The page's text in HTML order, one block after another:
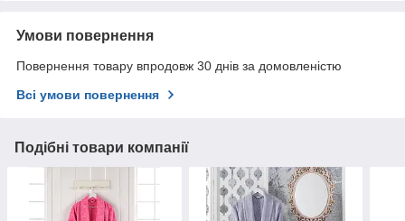
Умови повернення
Повернення товару впродовж 30 днів за домовленістю
Всі умови повернення
Подібні товари компанії